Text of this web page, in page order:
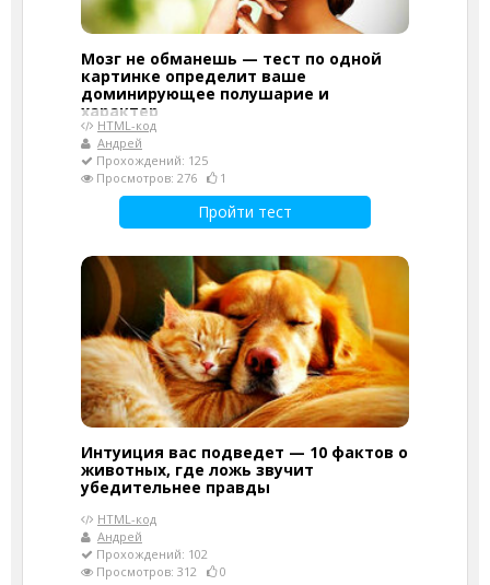
Мозг не обманешь — тест по одной
картинке определит ваше
доминирующее полушарие и
характер
HTML-код
Андрей
Прохождений: 125
Просмотров: 276
1
Пройти тест
Интуиция вас подведет — 10 фактов о
животных, где ложь звучит
убедительнее правды
HTML-код
Андрей
Прохождений: 102
Просмотров: 312
0